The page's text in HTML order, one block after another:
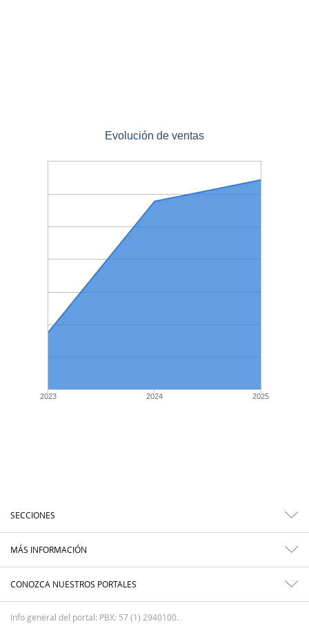
Evolución de ventas
2023 2024 2025
SECCIONES
MÁS INFORMACIÓN
CONOZCA NUESTROS PORTALES
Info general del portal: PBX: 57 (1) 2940100.